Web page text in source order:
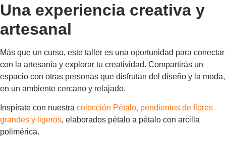
Una experiencia creativa y
artesanal
Más que un curso, este taller es una oportunidad para conectar
con la artesanía y explorar tu creatividad. Compartirás un
espacio con otras personas que disfrutan del diseño y la moda,
en un ambiente cercano y relajado.
Inspírate con nuestra colección Pétalo, pendientes de flores
grandes y ligeros, elaborados pétalo a pétalo con arcilla
polimérica.